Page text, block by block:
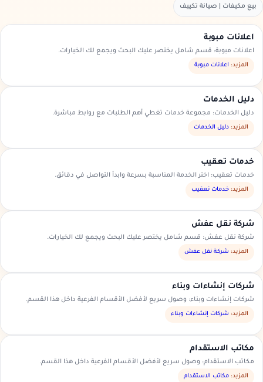
بيع مكيفات | صيانة تكييف
اعلانات مبوبة
اعلانات مبوبة: قسم شامل يختصر عليك البحث ويجمع لك الخيارات.
المزيد: اعلانات مبوبة
دليل الخدمات
دليل الخدمات: مجموعة خدمات تغطي أهم الطلبات مع روابط مباشرة.
المزيد: دليل الخدمات
خدمات تعقيب
خدمات تعقيب: اختر الخدمة المناسبة بسرعة وابدأ التواصل في دقائق.
المزيد: خدمات تعقيب
شركة نقل عفش
شركة نقل عفش: قسم شامل يختصر عليك البحث ويجمع لك الخيارات.
المزيد: شركة نقل عفش
شركات إنشاءات وبناء
شركات إنشاءات وبناء: وصول سريع لأفضل الأقسام الفرعية داخل هذا القسم.
المزيد: شركات إنشاءات وبناء
مكاتب الاستقدام
مكاتب الاستقدام: وصول سريع لأفضل الأقسام الفرعية داخل هذا القسم.
المزيد: مكاتب الاستقدام